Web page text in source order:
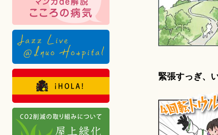
緊張すっぎ、